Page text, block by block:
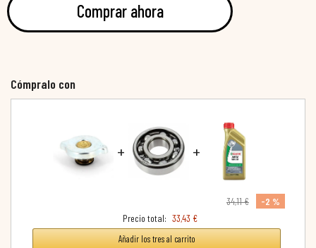
Comprar ahora
Cómpralo con
+ +
34,11 €
-2 %
Precio total: 33,43 €
Añadir los tres al carrito